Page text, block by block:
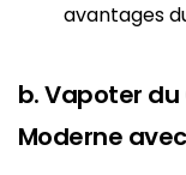
avantages
b. Vapoter du
Moderne